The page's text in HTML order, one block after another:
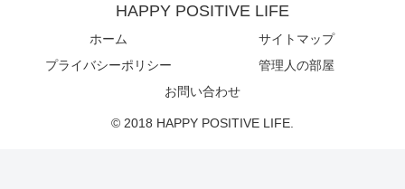
HAPPY POSITIVE LIFE
ホーム
サイトマップ
プライバシーポリシー
管理人の部屋
お問い合わせ
© 2018 HAPPY POSITIVE LIFE.